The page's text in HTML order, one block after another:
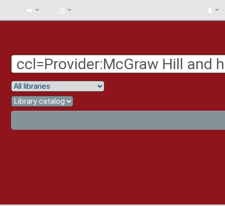
BIBLIOTECA